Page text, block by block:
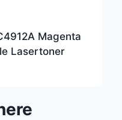
Magenta
Lasertoner